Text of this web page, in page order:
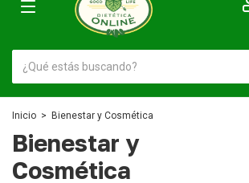
Inicio > Bienestar y Cosmética
Bienestar y
Cosmética